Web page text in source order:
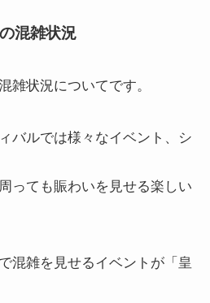
混雑状況
雑状況についてです。
バルでは様々なイベント、シ
っても賑わいを見せる楽しい
混雑を見せるイベントが「皇